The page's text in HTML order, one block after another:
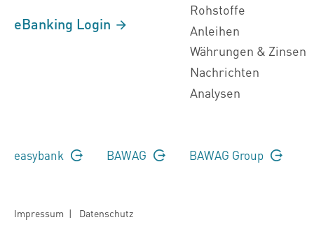
eBanking Login
Rohstoffe
Anleihen
Währungen & Zinsen
Nachrichten
Analysen
easybank BAWAG BAWAG Group
Impressum | Datenschutz